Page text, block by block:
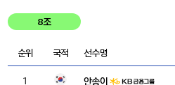
8조
순위 국적 선수명
1 안송이